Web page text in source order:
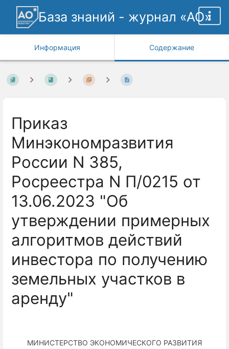
База знаний - журнал «АО»
Информация Содержание
Приказ
Минэкономразвития
России N 385,
Росреестра N П/0215 от
13.06.2023 "Об
утверждении примерных
алгоритмов действий
инвестора по получению
земельных участков в
аренду"
МИНИСТЕРСТВО ЭКОНОМИЧЕСКОГО РАЗВИТИЯ